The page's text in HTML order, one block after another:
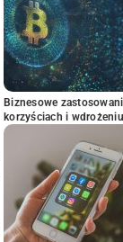
Biznesowe
korzyściach i wdrożeniu